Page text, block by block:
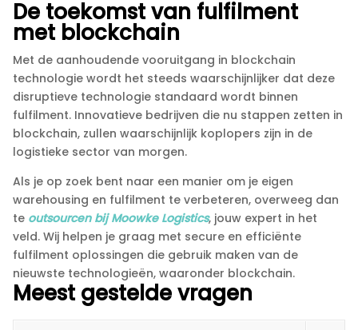
De toekomst van fulfilment
met blockchain
Met de aanhoudende vooruitgang in blockchain
technologie wordt het steeds waarschijnlijker dat deze
disruptieve technologie standaard wordt binnen
fulfilment.​ Innovatieve bedrijven die nu stappen zetten in
blockchain, zullen waarschijnlijk koplopers zijn in de
logistieke sector van morgen.​
Als je op zoek bent naar een manier om je eigen
warehousing en fulfilment te verbeteren, overweeg dan
te outsourcen bij Moowke Logistics, jouw expert in het
veld.​ Wij helpen je graag met secure en efficiënte
fulfilment oplossingen die gebruik maken van de
nieuwste technologieën, waaronder blockchain.​
Meest gestelde vragen